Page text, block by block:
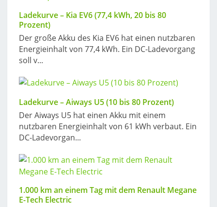
Ladekurve – Kia EV6 (77,4 kWh, 20 bis 80
Prozent)
Der große Akku des Kia EV6 hat einen nutzbaren
Energieinhalt von 77,4 kWh. Ein DC-Ladevorgang
soll v...
Ladekurve – Aiways U5 (10 bis 80 Prozent)
Der Aiways U5 hat einen Akku mit einem
nutzbaren Energieinhalt von 61 kWh verbaut. Ein
DC-Ladevorgan...
1.000 km an einem Tag mit dem Renault Megane
E-Tech Electric